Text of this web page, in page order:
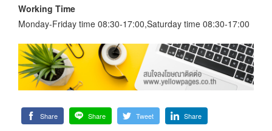
Working Time
Monday-Friday time 08:30-17:00,Saturday time 08:30-17:00
Share Share Tweet Share